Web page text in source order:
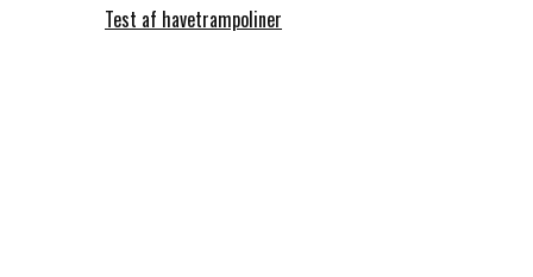
Test af havetrampoliner